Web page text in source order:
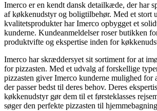
Imerco er en kendt dansk detailkæde, der har
af køkkenudstyr og boligtilbehør. Med et stort
kvalitetsprodukter har Imerco opbygget et
kunderne. Kundeanmeldelser roser butikken
produktvifte og ekspertise inden for
Imerco har skræddersyet sit sortiment for at
for pizzasten. Med et udvalg af forskellige
pizzasten giver Imerco kunderne mulighed for
der passer bedst til deres behov. Deres
køkkenudstyr gør dem til et førsteklasses
søger den perfekte pizzasten til